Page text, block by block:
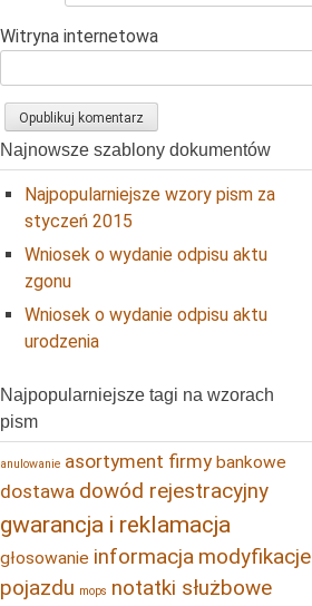
Witryna internetowa
Najnowsze szablony dokumentów
Najpopularniejsze wzory pism za
styczeń 2015
Wniosek o wydanie odpisu aktu
zgonu
Wniosek o wydanie odpisu aktu
urodzenia
Najpopularniejsze tagi na wzorach
pism
anulowanie asortyment firmy bankowe
dostawa dowód rejestracyjny
gwarancja i reklamacja
głosowanie informacja modyfikacje
pojazdu mops notatki służbowe